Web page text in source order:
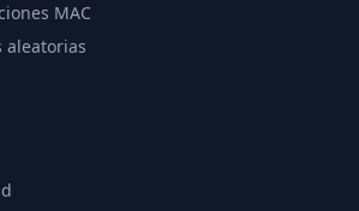
MAC
aleatorias